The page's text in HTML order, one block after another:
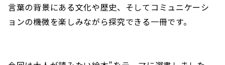
言葉の背景にある文化や歴史、そしてコミュニケーシ
ョンの機微を楽しみながら探究できる一冊です。